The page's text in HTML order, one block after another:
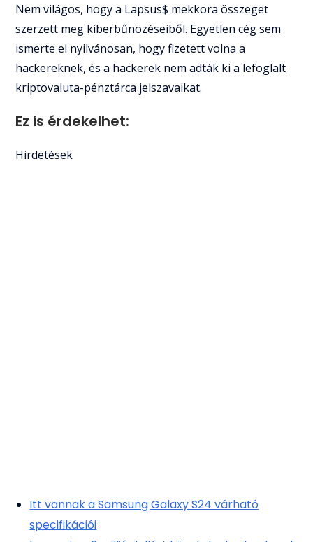
Nem világos, hogy a Lapsus$ mekkora összeget
szerzett meg kiberbűnözéseiből. Egyetlen cég sem
ismerte el nyilvánosan, hogy fizetett volna a
hackereknek, és a hackerek nem adták ki a lefoglalt
kriptovaluta-pénztárca jelszavaikat.
Ez is érdekelhet:
Hirdetések
Itt vannak a Samsung Galaxy S24 várható
specifikációi